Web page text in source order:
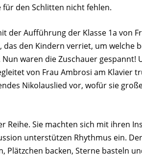
den Schlitten nicht fehlen.
der Aufführung der Klasse 1a von
den Kindern verriet, um welche
waren die Zuschauer gespannt!
von Frau Ambrosi am Klavier
Nikolauslied vor, wofür sie
Reihe. Sie machten sich mit ihren
unterstützen Rhythmus ein. Der
Plätzchen backen, Sterne basteln